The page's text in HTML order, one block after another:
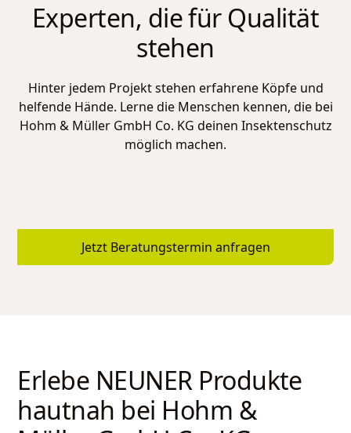
Experten, die für Qualität
stehen
Hinter jedem Projekt stehen erfahrene Köpfe und
helfende Hände. Lerne die Menschen kennen, die bei
Hohm & Müller GmbH Co. KG deinen Insektenschutz
möglich machen.
Jetzt Beratungstermin anfragen
Erlebe NEUNER Produkte
hautnah bei Hohm &